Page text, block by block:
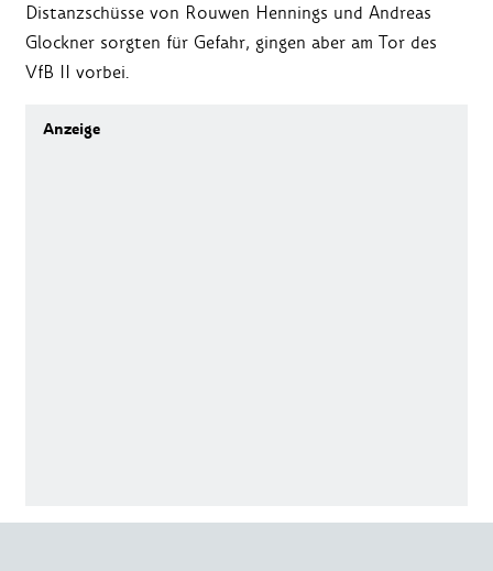
Distanzschüsse von Rouwen Hennings und Andreas
Glockner sorgten für Gefahr, gingen aber am Tor des
VfB II vorbei.